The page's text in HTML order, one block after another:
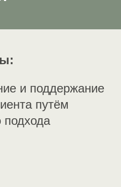
и поддержание
путём
подхода